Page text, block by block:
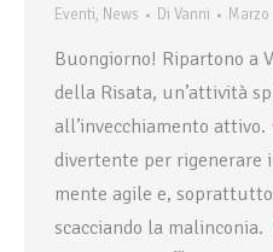
Eventi, News Di Vanni
Buongiorno! Ripartono a
della Risata, un’attività
all’invecchiamento attivo.
divertente per rigenerare
mente agile e,
scacciando la malinconia.